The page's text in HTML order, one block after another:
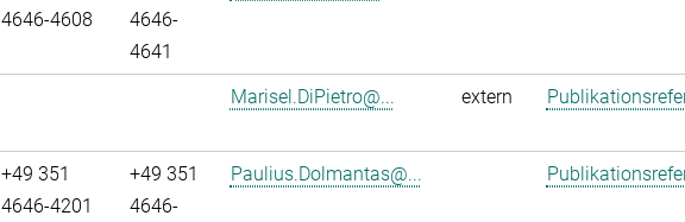
4646-4608
4646-
4641
Marisel.DiPietro@... extern
+49 351
4646-4201
+49 351
4646-
Paulius.Dolmantas@...